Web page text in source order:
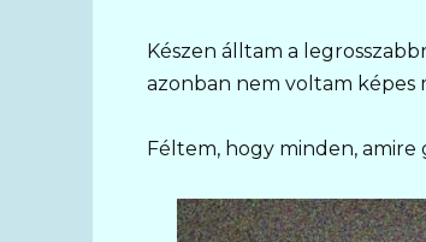
Készen álltam a
azonban nem voltam képes
Féltem, hogy minden,